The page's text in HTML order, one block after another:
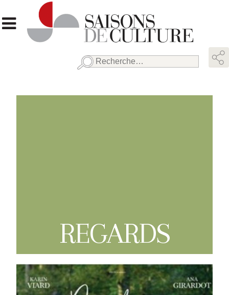
Rechercher :
REGARDS